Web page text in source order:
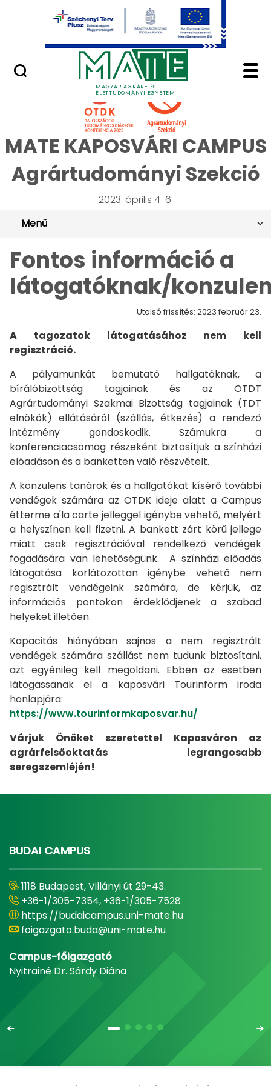
Ugrás a fő tartalomhoz
MAGYAR AGRÁR- ÉS
ÉLETTUDOMÁNYI EGYETEM
Minőségügy
OTDK 2023
MATE KAPOSVÁRI CAMPUS
Agrártudományi Szekció
2023. április 4-6.
Menü
Fontos információ a
látogatóknak/
Utolsó frissítés: 2023 február 23.
A tagozatok látogatásához nem kell
regisztráció.
A pályamunkát bemutató hallgatóknak, a
bírálóbizottság tagjainak és az OTDT
Agrártudományi Szakmai Bizottság tagjainak (TDT
elnökök) ellátásáról (szállás, étkezés) a rendező
intézmény gondoskodik. Számukra a
konferenciacsomag részeként biztosítjuk a színházi
előadáson és a banketten való részvételt.
A konzulens tanárok és a hallgatókat kísérő további
vendégek számára az OTDK ideje alatt a Campus
étterme a'la carte jelleggel igénybe vehető, melyért
a helyszínen kell fizetni. A bankett zárt körű jellege
miatt csak regisztrációval rendelkező vendégek
fogadására van lehetőségünk. A színházi előadás
látogatása korlátozottan igénybe vehető nem
regisztrált vendégeink számára, de kérjük, az
információs pontokon érdeklődjenek a szabad
helyeket illetően.
Kapacitás hiányában sajnos a nem regisztrált
vendégek számára szállást nem tudunk biztosítani,
azt egyénileg kell megoldani. Ebben az esetben
látogassanak el a kaposvári Tourinform iroda
honlapjára:
https://www.tourinformkaposvar.hu/
Várjuk Önöket szeretettel Kaposváron az
agrárfelsőoktatás legrangosabb
seregszemléjén!
BUDAI CAMPUS
1118 Budapest, Villányi út 29-43.
+36-1/305-7354, +36-1/305-7528
https://budaicampus.uni-mate.hu
foigazgato.buda@uni-mate.hu
Campus-főigazgató
Nyitrainé Dr. Sárdy Diána